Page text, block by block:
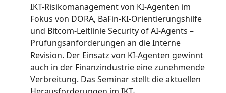
IKT-Risikomanagement von KI-Agenten im
Fokus von DORA, BaFin-KI-Orientierungshilfe
und Bitcom-Leitlinie Security of AI-Agents –
Prüfungsanforderungen an die Interne
Revision. Der Einsatz von KI-Agenten gewinnt
auch in der Finanzindustrie eine zunehmende
Verbreitung. Das Seminar stellt die aktuellen